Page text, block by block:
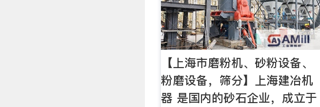
【上海市磨粉机、砂粉设备、
粉磨设备，筛分】上海建冶机
器 是国内的砂石企业，成立于